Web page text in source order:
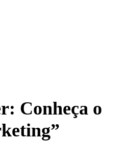
Conheça o